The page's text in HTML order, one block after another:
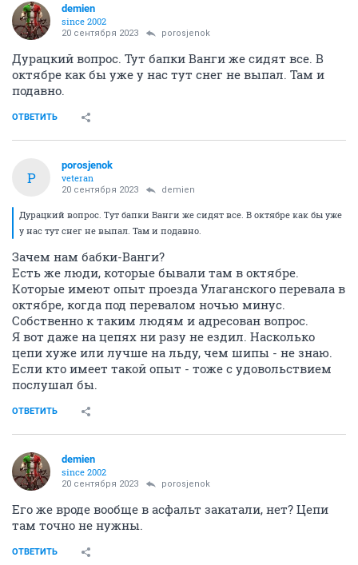
demien
since 2002
20 сентября 2023 porosjenok
Дурацкий вопрос. Тут бапки Ванги же сидят все. В
октябре как бы уже у нас тут снег не выпал. Там и
подавно.
ОТВЕТИТЬ
P
porosjenok
veteran
20 сентября 2023 demien
Дурацкий вопрос. Тут бапки Ванги же сидят все. В октябре как бы уже
у нас тут снег не выпал. Там и подавно.
Зачем нам бабки-Ванги?
Есть же люди, которые бывали там в октябре.
Которые имеют опыт проезда Улаганского перевала в
октябре, когда под перевалом ночью минус.
Собственно к таким людям и адресован вопрос.
Я вот даже на цепях ни разу не ездил. Насколько
цепи хуже или лучше на льду, чем шипы - не знаю.
Если кто имеет такой опыт - тоже с удовольствием
послушал бы.
ОТВЕТИТЬ
demien
since 2002
20 сентября 2023 porosjenok
Его же вроде вообще в асфальт закатали, нет? Цепи
там точно не нужны.
ОТВЕТИТЬ